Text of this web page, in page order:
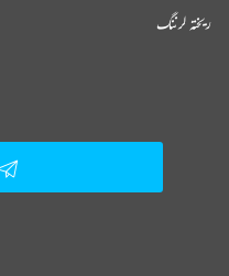
ریختہ لرننگ